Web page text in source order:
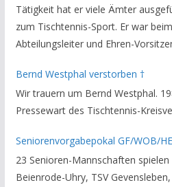
Tätigkeit hat er viele Ämter
zum Tischtennis-Sport. Er war
Abteilungsleiter und Ehren-
Helmstedt unterstützte er als
Vorsitzender des
stillen GedenkenH.-K. Bartels /
Bernd Westphal verstorben †
Wir trauern um Bernd Westphal.
Pressewart des Tischtennis-
Seniorenvorgabepokal GF/WOB/
23 Senioren-Mannschaften spielen
Beienrode-Uhry, TSV Gevensleben,